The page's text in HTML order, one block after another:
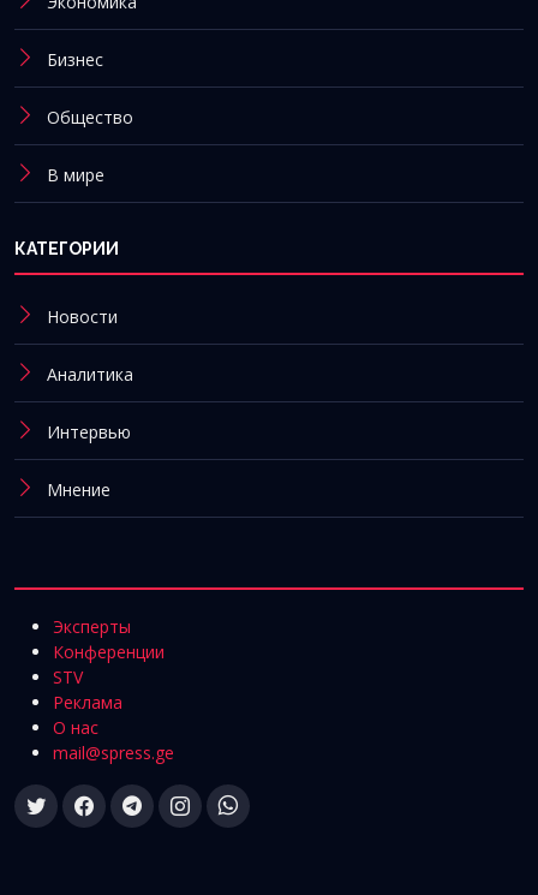
Бизнес
Общество
В мире
КАТЕГОРИИ
Новости
Аналитика
Интервью
Мнение
Эксперты
Конференции
STV
Реклама
О нас
mail@spress.ge